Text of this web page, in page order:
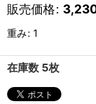
販売価格:
重み: 1
在庫数 5枚